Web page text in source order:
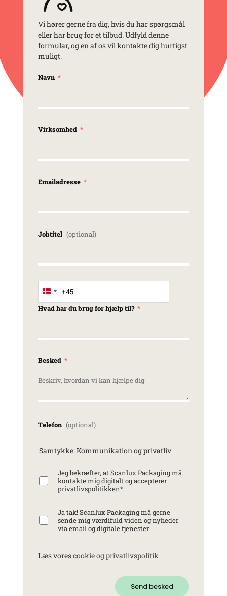
Vi hører gerne fra dig, hvis du har spørgsmål
eller har brug for et tilbud. Udfyld denne
formular, og en af os vil kontakte dig hurtigst
muligt.
Navn
Virksomhed
Emailadresse
Jobtitel
Denmark +45
+45
Hvad har du brug for hjælp til?
Besked
Telefon
Samtykke: Kommunikation og privatliv
Jeg bekræfter, at Scanlux Packaging må
kontakte mig digitalt og accepterer
privatlivspolitikken*
Ja tak! Scanlux Packaging må gerne
sende mig værdifuld viden og nyheder
via email og digitale tjenester.
Læs vorescookie og privatlivspolitik
Send besked